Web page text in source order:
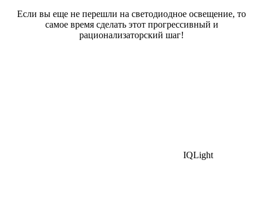
Если вы еще не перешли на светодиодное освещение, то
самое время сделать этот прогрессивный и
рационализаторский шаг!
IQLight